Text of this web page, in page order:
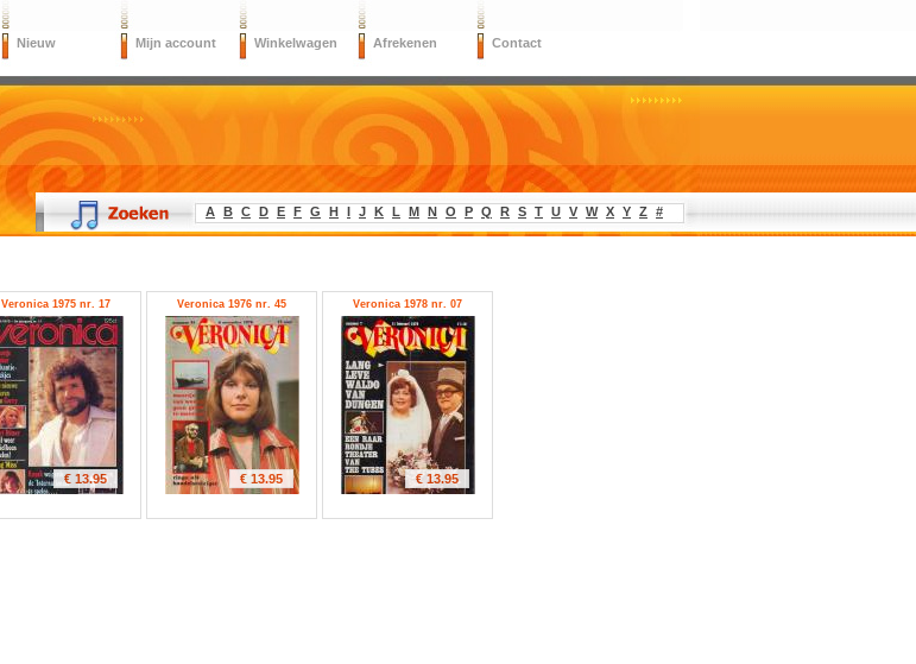
Nieuw Mijn account Winkelwagen Afrekenen Contact
A B C D E F G H I J K L M N O P Q R S T U V W X Y Z #
Veronica 1975 nr. 17
€ 13.95
Veronica 1976 nr. 45
€ 13.95
Veronica 1978 nr. 07
€ 13.95